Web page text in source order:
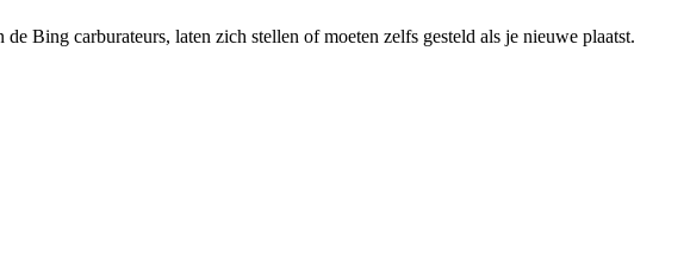
Bing carburateurs, laten zich stellen of moeten zelfs gesteld als je nieuwe plaatst.